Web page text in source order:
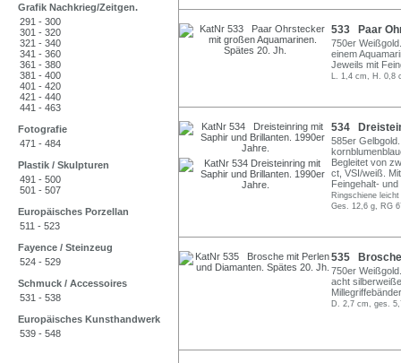
Grafik Nachkrieg/Zeitgen.
291 - 300
301 - 320
321 - 340
341 - 360
361 - 380
381 - 400
401 - 420
421 - 440
441 - 463
Fotografie
471 - 484
Plastik / Skulpturen
491 - 500
501 - 507
Europäisches Porzellan
511 - 523
Fayence / Steinzeug
524 - 529
Schmuck / Accessoires
531 - 538
Europäisches Kunsthandwerk
539 - 548
533 Paar
750er
einem
Jeweils mit
L. 1,4 cm, H. 0,8
534
585er
Begleitet von
ct, VSI/weiß. Mit
Feingehalt-
Ringschiene
Ges. 12,6 g, RG
535 Brosche
750er
acht
D. 2,7 cm, ges.